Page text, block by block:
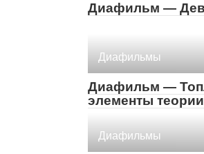
Диафильм —
Диафильмы
Диафильм —
элементы
Диафильмы